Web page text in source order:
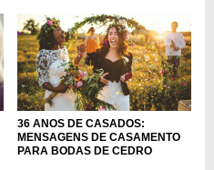
36 ANOS DE CASADOS:
MENSAGENS DE CASAMENTO
PARA BODAS DE CEDRO